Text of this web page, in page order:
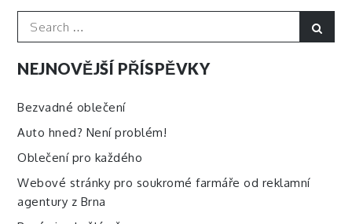
Search
for:
NEJNOVĚJŠÍ PŘÍSPĚVKY
Bezvadné oblečení
Auto hned? Není problém!
Oblečení pro každého
Webové stránky pro soukromé farmáře od reklamní
agentury z Brna